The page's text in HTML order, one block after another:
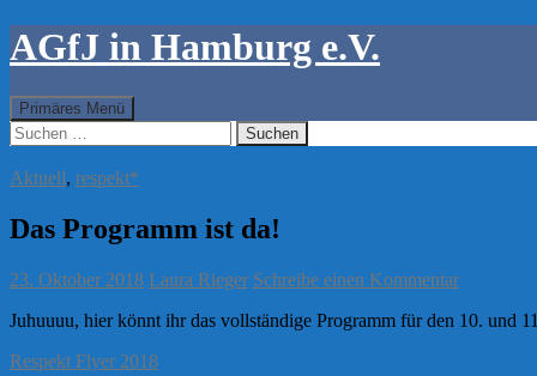
AGfJ in Hamburg e.V.
Suchen
Primäres Menü
Inhalt
springen
Suchen
nach:
Aktuell, respekt*
Das Programm ist da!
23. Oktober 2018 Laura Rieger Schreibe einen Kommentar
Juhuuuu, hier könnt ihr das vollständige Programm für den 10. und
Respekt Flyer 2018